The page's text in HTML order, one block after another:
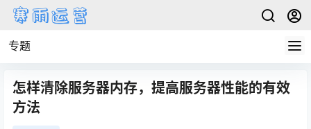
专题
怎样清除服务器内存，提高服务器性能的有效
方法